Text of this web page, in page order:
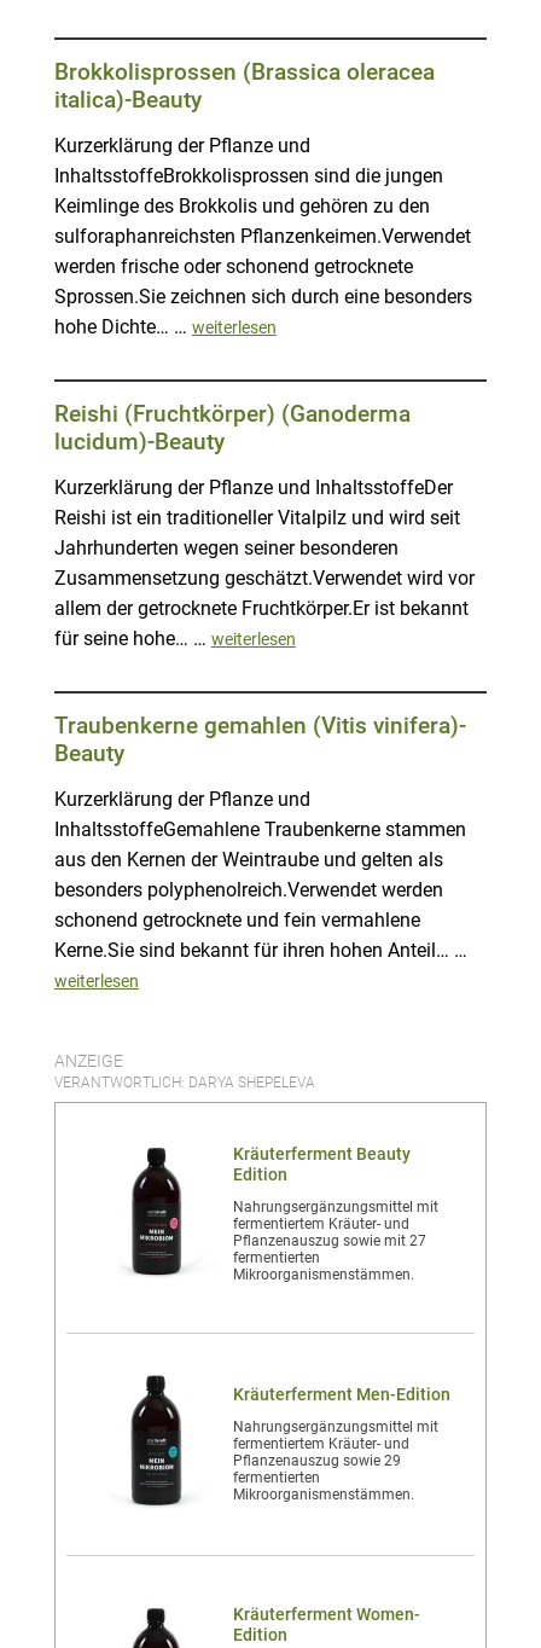
Brokkolisprossen (Brassica oleracea
italica)-Beauty
Kurzerklärung der Pflanze und
InhaltsstoffeBrokkolisprossen sind die jungen
Keimlinge des Brokkolis und gehören zu den
sulforaphanreichsten Pflanzenkeimen.Verwendet
werden frische oder schonend getrocknete
Sprossen.Sie zeichnen sich durch eine besonders
hohe Dichte… … weiterlesen
Reishi (Fruchtkörper) (Ganoderma
lucidum)-Beauty
Kurzerklärung der Pflanze und InhaltsstoffeDer
Reishi ist ein traditioneller Vitalpilz und wird seit
Jahrhunderten wegen seiner besonderen
Zusammensetzung geschätzt.Verwendet wird vor
allem der getrocknete Fruchtkörper.Er ist bekannt
für seine hohe… … weiterlesen
Traubenkerne gemahlen (Vitis vinifera)-
Beauty
Kurzerklärung der Pflanze und
InhaltsstoffeGemahlene Traubenkerne stammen
aus den Kernen der Weintraube und gelten als
besonders polyphenolreich.Verwendet werden
schonend getrocknete und fein vermahlene
Kerne.Sie sind bekannt für ihren hohen Anteil… …
weiterlesen
ANZEIGE
VERANTWORTLICH: DARYA SHEPELEVA
Kräuterferment Beauty
Edition
Nahrungsergänzungsmittel mit
fermentiertem Kräuter- und
Pflanzenauszug sowie mit 27
fermentierten
Mikroorganismenstämmen.
Kräuterferment Men-Edition
Nahrungsergänzungsmittel mit
fermentiertem Kräuter- und
Pflanzenauszug sowie 29
fermentierten
Mikroorganismenstämmen.
Kräuterferment Women-
Edition